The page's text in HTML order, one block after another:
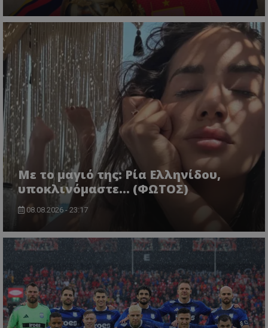
Με το μαγιό της: Ρία Ελληνίδου,
υποκλινόμαστε… (ΦΩΤΟΣ)
08.08.2026 - 23:17